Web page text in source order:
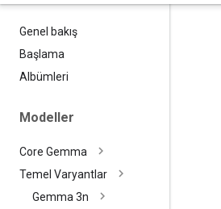
Genel bakış
Başlama
Albümleri
Modeller
Core Gemma
Temel Varyantlar
Gemma 3n